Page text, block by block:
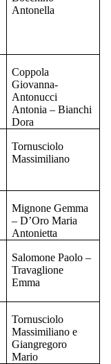
Antonella
Coppola
Giovanna-
Antonucci
Antonia – Bianchi
Dora
Tornusciolo
Massimiliano
Mignone Gemma
– D’Oro Maria
Antonietta
Salomone Paolo –
Travaglione
Emma
Tornusciolo
Massimiliano e
Giangregoro
Mario